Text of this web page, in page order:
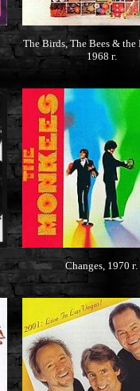
The Birds, The Bees & the
1968 г.
Changes, 1970 г.